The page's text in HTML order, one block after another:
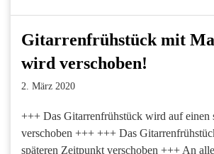
Gitarrenfrühstück mit
wird verschoben!
2. März 2020
+++ Das Gitarrenfrühstück wird auf einen
verschoben +++ +++ Das
späteren Zeitpunkt verschoben +++ An alle